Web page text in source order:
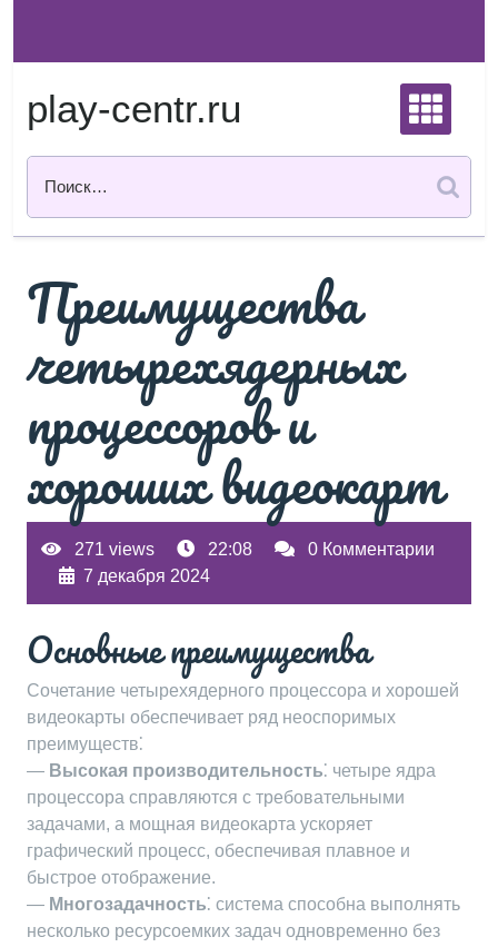
содержимому
play-centr.ru
Преимущества
четырехядерных
процессоров и
хороших видеокарт
271 views 22:08
0 Комментарии
7 декабря 2024
Основные преимущества
Сочетание четырехядерного процессора и хорошей
видеокарты обеспечивает ряд неоспоримых
преимуществ⁚
— Высокая производительность⁚ четыре ядра
процессора справляются с требовательными
задачами, а мощная видеокарта ускоряет
графический процесс, обеспечивая плавное и
быстрое отображение.
— Многозадачность⁚ система способна выполнять
несколько ресурсоемких задач одновременно без